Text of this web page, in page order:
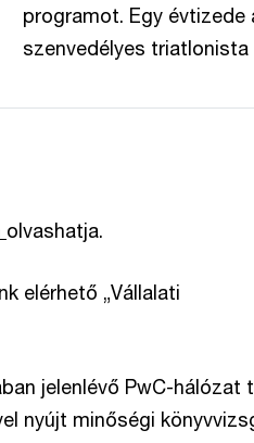
programot. Egy évtizede
szenvedélyes
olvashatja.
elérhető „Vállalati
jelenlévő PwC-hálózat
nyújt minőségi